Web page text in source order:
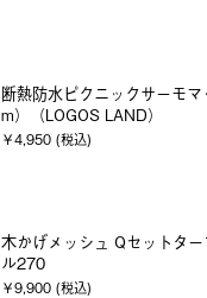
断熱防水ピクニックサーモ
m）（LOGOS LAND）
￥4,950 (税込)
木かげメッシュ Qセットタ
ル270
￥9,900 (税込)